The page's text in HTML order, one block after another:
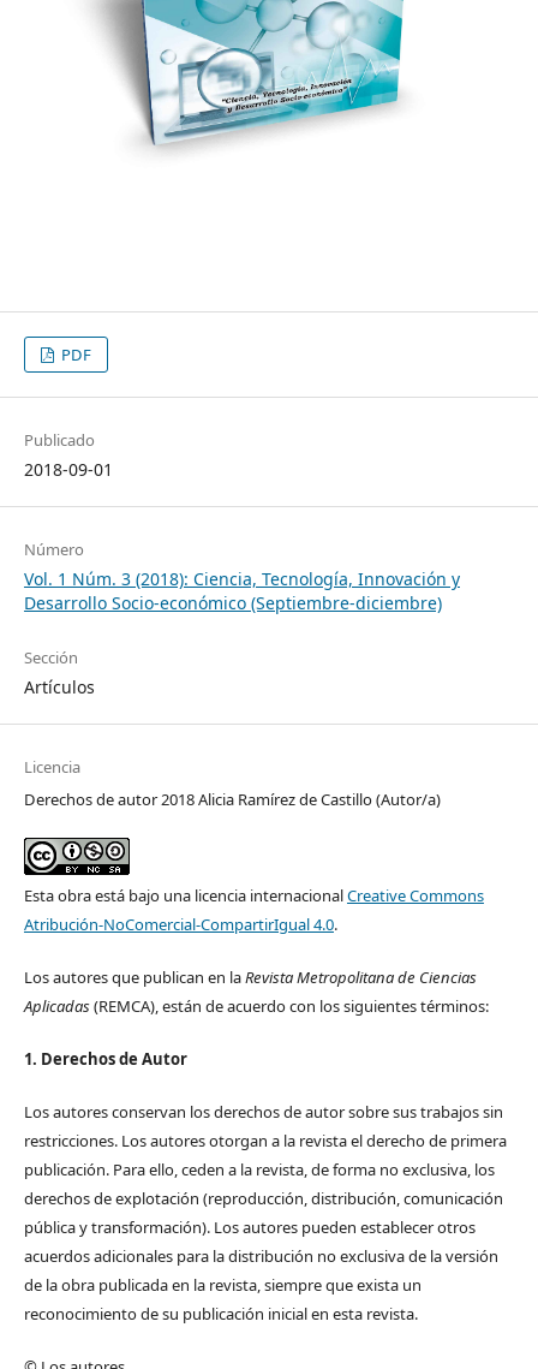
PDF
Publicado
2018-09-01
Número
Vol. 1 Núm. 3 (2018): Ciencia, Tecnología, Innovación y
Desarrollo Socio-económico (Septiembre-diciembre)
Sección
Artículos
Licencia
Derechos de autor 2018 Alicia Ramírez de Castillo (Autor/a)
Esta obra está bajo una licencia internacionalCreative Commons
Atribución-NoComercial-CompartirIgual 4.0.
Los autores que publican en laRevista Metropolitana de Ciencias
Aplicadas(REMCA), están de acuerdo con los siguientes términos:
1. Derechos de Autor
Los autores conservan los derechos de autor sobre sus trabajos sin
restricciones. Los autores otorgan a la revista el derecho de primera
publicación. Para ello, ceden a la revista, de forma no exclusiva, los
derechos de explotación (reproducción, distribución, comunicación
pública y transformación). Los autores pueden establecer otros
acuerdos adicionales para la distribución no exclusiva de la versión
de la obra publicada en la revista, siempre que exista un
reconocimiento de su publicación inicial en esta revista.